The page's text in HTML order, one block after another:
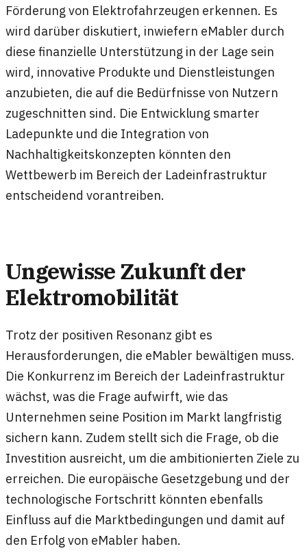
Förderung von Elektrofahrzeugen erkennen. Es
wird darüber diskutiert, inwiefern eMabler durch
diese finanzielle Unterstützung in der Lage sein
wird, innovative Produkte und Dienstleistungen
anzubieten, die auf die Bedürfnisse von Nutzern
zugeschnitten sind. Die Entwicklung smarter
Ladepunkte und die Integration von
Nachhaltigkeitskonzepten könnten den
Wettbewerb im Bereich der Ladeinfrastruktur
entscheidend vorantreiben.
Ungewisse Zukunft der
Elektromobilität
Trotz der positiven Resonanz gibt es
Herausforderungen, die eMabler bewältigen muss.
Die Konkurrenz im Bereich der Ladeinfrastruktur
wächst, was die Frage aufwirft, wie das
Unternehmen seine Position im Markt langfristig
sichern kann. Zudem stellt sich die Frage, ob die
Investition ausreicht, um die ambitionierten Ziele zu
erreichen. Die europäische Gesetzgebung und der
technologische Fortschritt könnten ebenfalls
Einfluss auf die Marktbedingungen und damit auf
den Erfolg von eMabler haben.